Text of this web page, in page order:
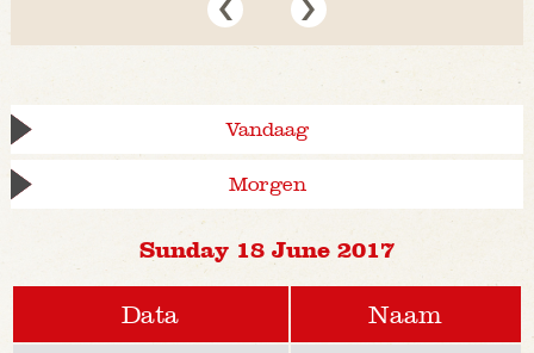
Vandaag
Morgen
Sunday 18 June 2017
Data Naam